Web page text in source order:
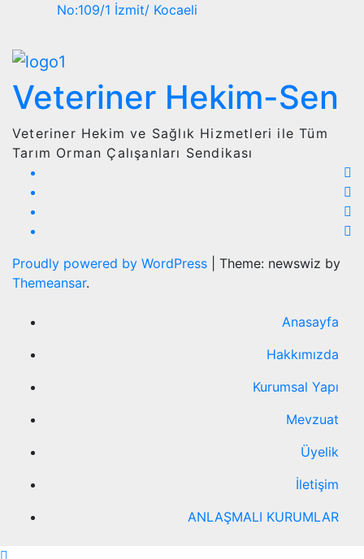
No:109/1 İzmit/ Kocaeli
Veteriner Hekim-Sen
Veteriner Hekim ve Sağlık Hizmetleri ile Tüm
Tarım Orman Çalışanları Sendikası
Proudly powered by WordPress
Theme: newswiz by
Themeansar.
Anasayfa
Hakkımızda
Kurumsal Yapı
Mevzuat
Üyelik
İletişim
ANLAŞMALI KURUMLAR